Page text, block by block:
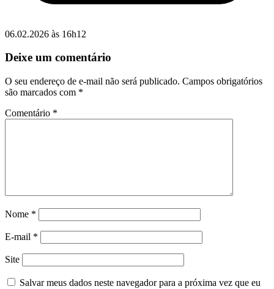
06.02.2026 às 16h12
Deixe um comentário
O seu endereço de e-mail não será publicado. Campos obrigatórios
são marcados com *
Comentário *
Nome *
E-mail *
Site
Salvar meus dados neste navegador para a próxima vez que eu